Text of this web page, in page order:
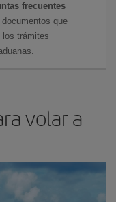
frecuentes
que
los trámites
volar a